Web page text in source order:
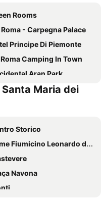
Rooms
Roma - Carpegna Palace
Principe Di Piemonte
Camping In Town
Aran Park
Roma Montemario
Palace Hotel Congress & Spa
Palace Suite
Taormina
Villa Rosa
Hotel Olympic
Maria dei
Storico
Leonardo da Vinci International Airport
Navona